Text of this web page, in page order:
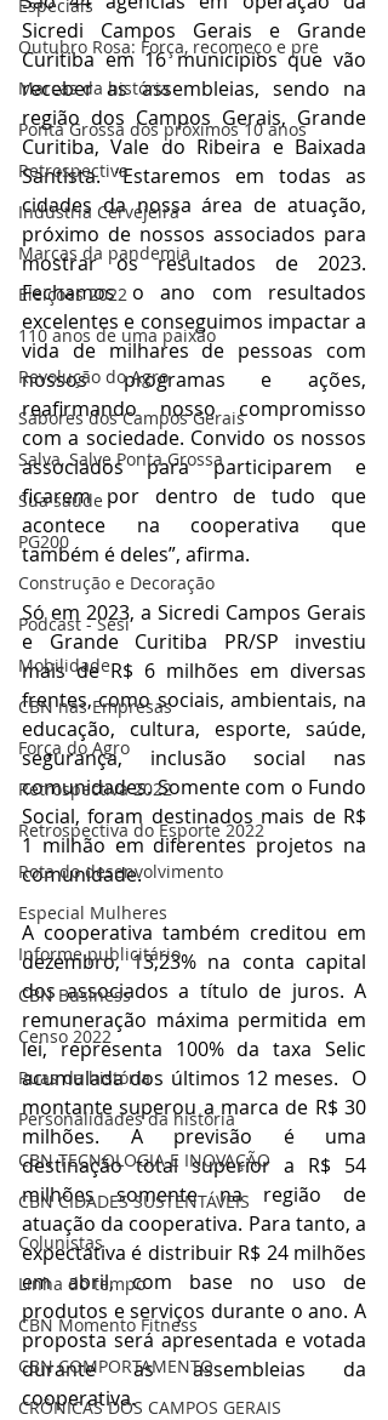
Especiais
Outubro Rosa: Força, recomeço e pre
Marcas da história
Ponta Grossa dos próximos 10 anos
Retrospectiva
Indústria Cervejeira
Marcas da pandemia
Eleições 2022
110 anos de uma paixão
Revolução do Agro
Sabores dos Campos Gerais
Salva, Salve Ponta Grossa
Sua saúde
PG200
Construção e Decoração
Podcast - Sesi
Mobilidade
CBN nas Empresas
Força do Agro
Retrospectiva 2022
Retrospectiva do Esporte 2022
Rota do desenvolvimento
Especial Mulheres
Informe publicitário
CBN Business
Censo 2022
Ruas da história
Personalidades da história
CBN TECNOLOGIA E INOVAÇÃO
CBN CIDADES SUSTENTÁVEIS
Colunistas
Linha do tempo
CBN Momento Fitness
CBN COMPORTAMENTO
CRÔNICAS DOS CAMPOS GERAIS
Sicredi Campos Gerais e Grande
Curitiba em 16 municípios que vão
receber as assembleias, sendo na
região dos Campos Gerais, Grande
Curitiba, Vale do Ribeira e Baixada
Santista. “Estaremos em todas as
cidades da nossa área de atuação,
próximo de nossos associados para
mostrar os resultados de 2023.
Fechamos o ano com resultados
excelentes e conseguimos impactar a
vida de milhares de pessoas com
nossos programas e ações,
reafirmando nosso compromisso
com a sociedade. Convido os nossos
associados para participarem e
ficarem por dentro de tudo que
acontece na cooperativa que
também é deles”, afirma.
Só em 2023, a Sicredi Campos Gerais
e Grande Curitiba PR/SP investiu
mais de R$ 6 milhões em diversas
frentes, como sociais, ambientais, na
educação, cultura, esporte, saúde,
segurança, inclusão social nas
comunidades. Somente com o Fundo
Social, foram destinados mais de R$
1 milhão em diferentes projetos na
comunidade.
A cooperativa também creditou em
dezembro, 13,23% na conta capital
dos associados a título de juros. A
remuneração máxima permitida em
lei, representa 100% da taxa Selic
acumulada dos últimos 12 meses.  O
montante superou a marca de R$ 30
milhões. A previsão é uma
destinação total superior a R$ 54
milhões somente na região de
atuação da cooperativa. Para tanto, a
expectativa é distribuir R$ 24 milhões
em abril, com base no uso de
produtos e serviços durante o ano. A
proposta será apresentada e votada
durante as assembleias da
cooperativa.